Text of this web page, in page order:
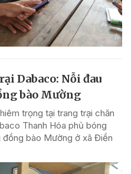
Dabaco: Nỗi đau
bào Mường
trọng tại trang trại chăn
Thanh Hóa phủ bóng
đồng bào Mường ở xã Điền